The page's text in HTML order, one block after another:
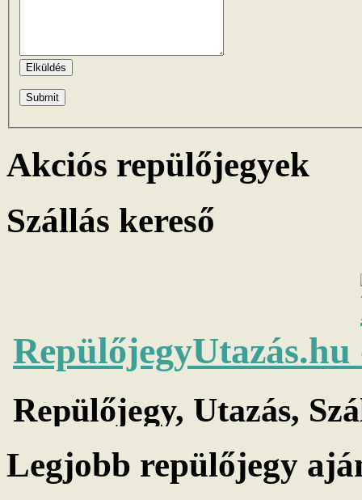
Elküldés
Akciós repülőjegyek
Szállás kereső
Legjobb repülőjegy